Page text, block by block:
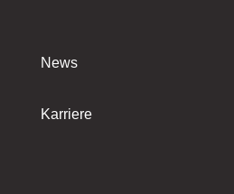
News
Karriere